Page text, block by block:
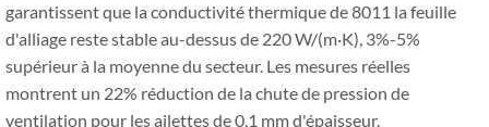
garantissent que la conductivité thermique de 8011 la feuille
d'alliage reste stable au-dessus de 220 W/(m·K), 3%-5%
supérieur à la moyenne du secteur. Les mesures réelles
montrent un 22% réduction de la chute de pression de
ventilation pour les ailettes de 0,1 mm d'épaisseur.